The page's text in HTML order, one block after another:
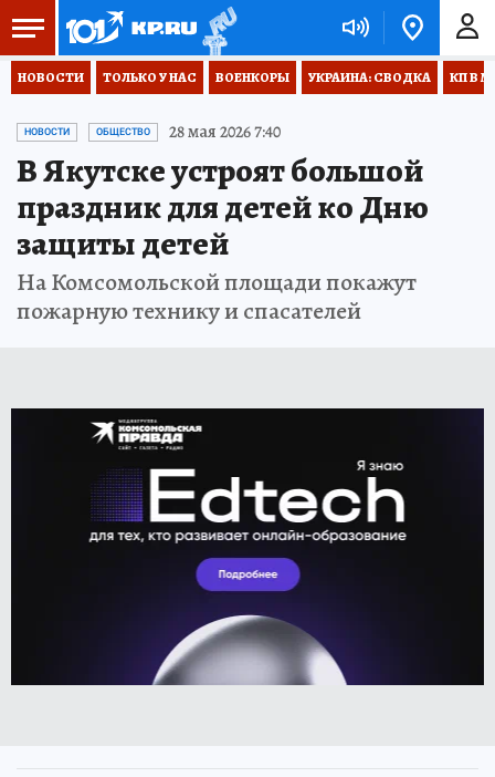
НОВОСТИ ТОЛЬКО У НАС ВОЕНКОРЫ УКРАИНА: СВОДКА КП В
НОВОСТИ ОБЩЕСТВО 28 мая 2026 7:40
В Якутске устроят большой
праздник для детей ко Дню
защиты детей
На Комсомольской площади покажут
пожарную технику и спасателей